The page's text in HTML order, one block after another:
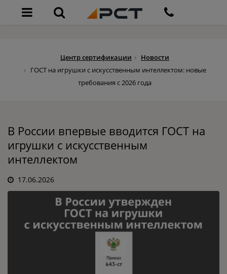
Центр сертификации
Новости
ГОСТ на игрушки с искусственным интеллектом: новые
требования с 2026 года
В России впервые вводится ГОСТ на
игрушки с искусственным
интеллектом
17.06.2026